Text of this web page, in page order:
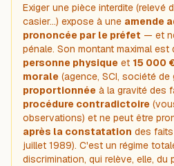
Exiger une pièce interdite (relevé
casier…) expose à une amende
prononcée par le préfet — et
pénale. Son montant maximal est
personne physique et 15 000
morale (agence, SCI, société de
proportionnée à la gravité des
procédure contradictoire
observations) et ne peut être
après la constatation des
juillet 1989). C'est un régime
discrimination, qui relève, elle, du